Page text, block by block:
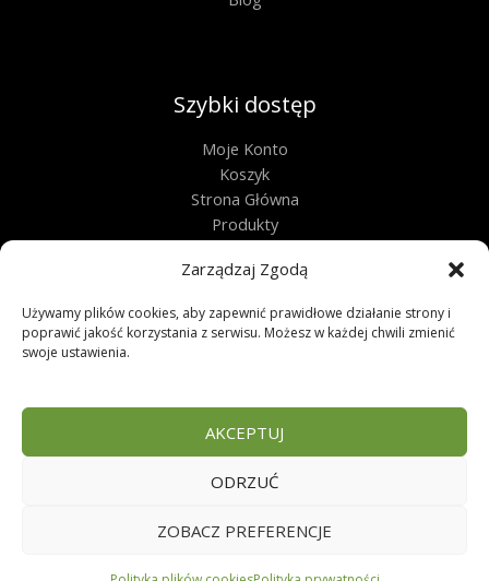
Zarządzaj Zgodą
Używamy plików cookies, aby zapewnić prawidłowe działanie strony i
poprawić jakość korzystania z serwisu. Możesz w każdej chwili zmienić
swoje ustawienia.
AKCEPTUJ
ODRZUĆ
ZOBACZ PREFERENCJE
Szybki dostęp
Moje Konto
Koszyk
Strona Główna
Produkty
Obługa techniczna
Regulamin
Zwroty
FAQ